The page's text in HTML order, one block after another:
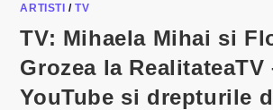
ARTISTI /TV
TV: Mihaela Mihai si
Grozea la RealitateaTV
YouTube si drepturile